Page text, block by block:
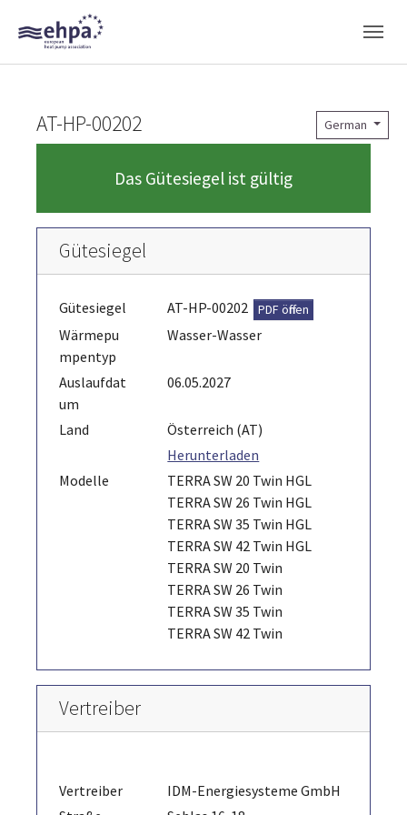
Skip to main navigation
Skip to main content
Skip to page footer
German
AT-HP-00202
Das Gütesiegel ist gültig
Gütesiegel
Gütesiegel AT-HP-00202 PDF öffnen
Wärmepu
mpentyp
Wasser-Wasser
Auslaufdat
um
06.05.2027
Land
Österreich (AT)
Herunterladen
Modelle
TERRA SW 20 Twin HGL
TERRA SW 26 Twin HGL
TERRA SW 35 Twin HGL
TERRA SW 42 Twin HGL
TERRA SW 20 Twin
TERRA SW 26 Twin
TERRA SW 35 Twin
TERRA SW 42 Twin
Vertreiber
Vertreiber
IDM-Energiesysteme GmbH